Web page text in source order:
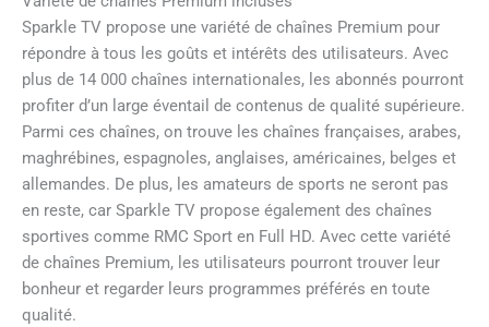
Sparkle TV propose une variété de chaînes Premium pour
répondre à tous les goûts et intérêts des utilisateurs. Avec
plus de 14 000 chaînes internationales, les abonnés pourront
profiter d’un large éventail de contenus de qualité supérieure.
Parmi ces chaînes, on trouve les chaînes françaises, arabes,
maghrébines, espagnoles, anglaises, américaines, belges et
allemandes. De plus, les amateurs de sports ne seront pas
en reste, car Sparkle TV propose également des chaînes
sportives comme RMC Sport en Full HD. Avec cette variété
de chaînes Premium, les utilisateurs pourront trouver leur
bonheur et regarder leurs programmes préférés en toute
qualité.